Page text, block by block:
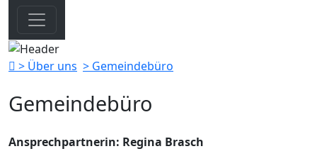
> Über uns > Gemeindebüro
Gemeindebüro
Ansprechpartnerin: Regina Brasch